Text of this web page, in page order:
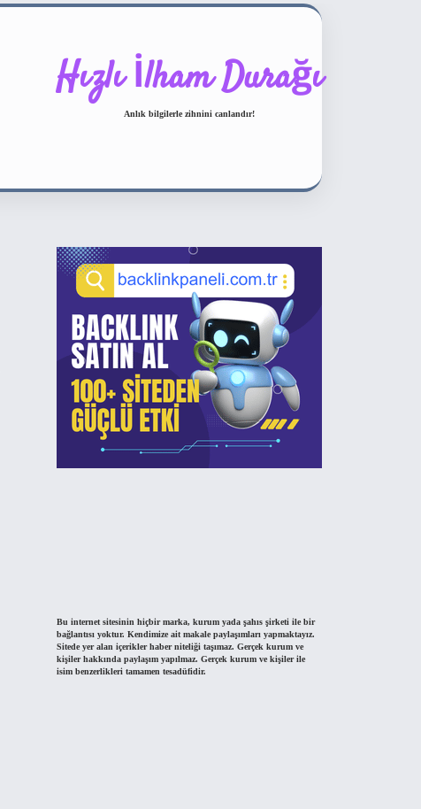
Hızlı İlham Durağı
Anlık bilgilerle zihnini canlandır!
Bu internet sitesinin hiçbir marka, kurum yada şahıs şirketi ile bir
bağlantısı yoktur. Kendimize ait makale paylaşımları yapmaktayız.
Sitede yer alan içerikler haber niteliği taşımaz. Gerçek kurum ve
kişiler hakkında paylaşım yapılmaz. Gerçek kurum ve kişiler ile
isim benzerlikleri tamamen tesadüfidir.